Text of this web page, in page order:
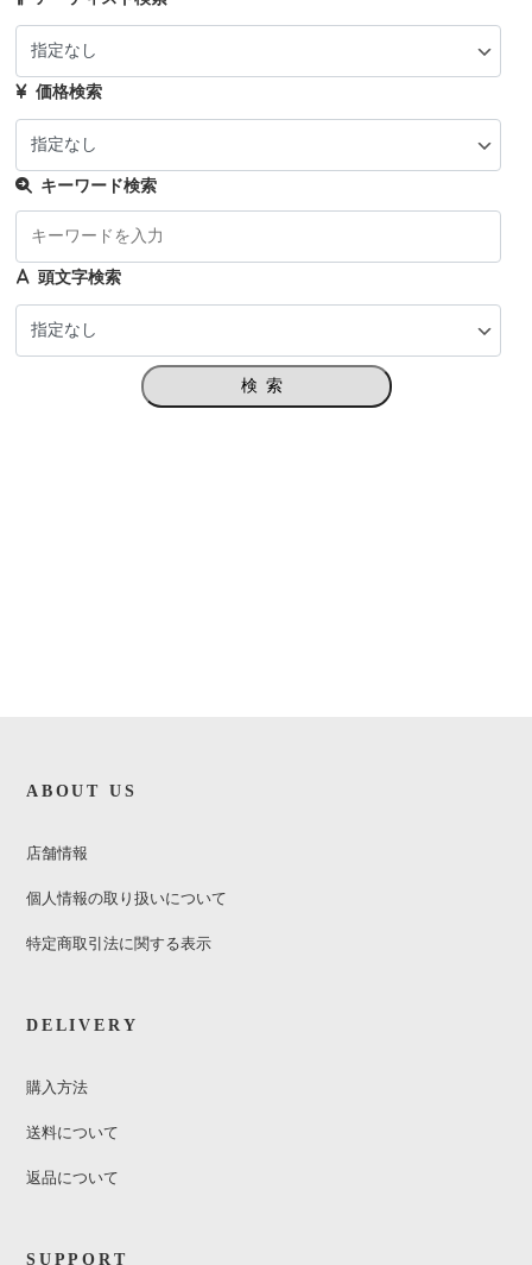
価格検索
キーワード検索
頭文字検索
検索
ABOUT US
店舗情報
個人情報の取り扱いについて
特定商取引法に関する表示
DELIVERY
購入方法
送料について
返品について
SUPPORT